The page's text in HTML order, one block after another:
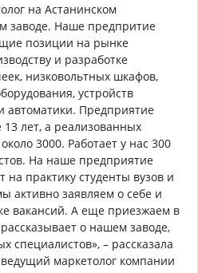
на Астанинском
заводе. Наше предпритие
позиции на рынке
и разработке
низковольтных шкафов,
устройств
автоматики. Предприятие
13 лет, а реализованных
3000. Работает у нас 300
На наше предприятие
на практику студенты вузов и
активно заявляем о себе и
вакансий. А еще приезжаем в
о нашем заводе,
специалистов», – рассказала
маркетолог компании